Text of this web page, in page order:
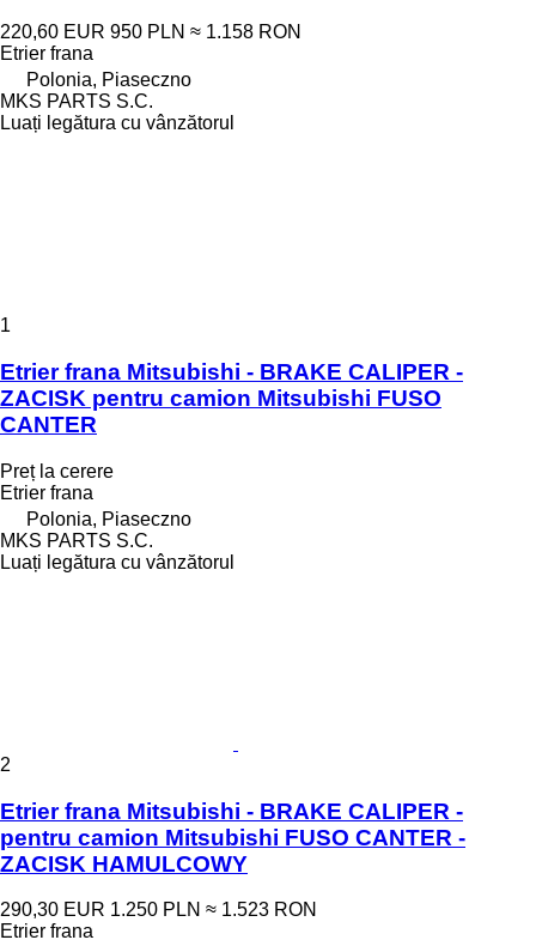
220,60 EUR 950 PLN ≈ 1.158 RON
Etrier frana
Polonia, Piaseczno
MKS PARTS S.C.
Luați legătura cu vânzătorul
1
Etrier frana Mitsubishi - BRAKE CALIPER -
ZACISK pentru camion Mitsubishi FUSO
CANTER
Preț la cerere
Etrier frana
Polonia, Piaseczno
MKS PARTS S.C.
Luați legătura cu vânzătorul
2
Etrier frana Mitsubishi - BRAKE CALIPER -
pentru camion Mitsubishi FUSO CANTER -
ZACISK HAMULCOWY
290,30 EUR 1.250 PLN ≈ 1.523 RON
Etrier frana